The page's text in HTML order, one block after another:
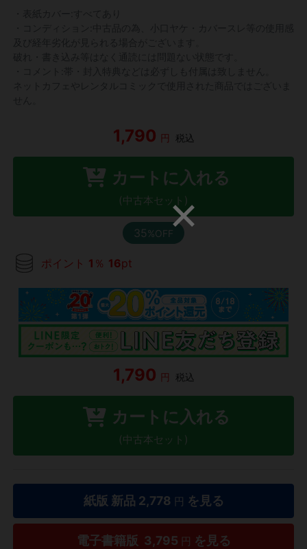
1,790 円 税込
カートに入れる
(中古本セット)
35%OFF
ポイント 1 ％ 16pt
1,790 円 税込
カートに入れる
(中古本セット)
紙版 新品 2,778 円 を見る
電子書籍版 3,795 円 を見る